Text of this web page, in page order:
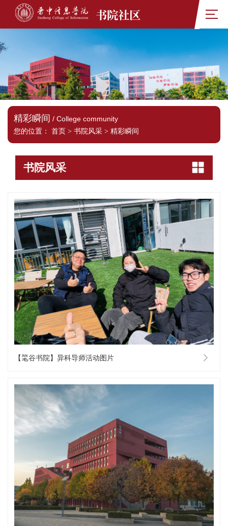
书院社区
精彩瞬间 / College community
您的位置：
首页 > 书院风采 > 精彩瞬间
书院风采
【毣谷书院】异科导师活动图片